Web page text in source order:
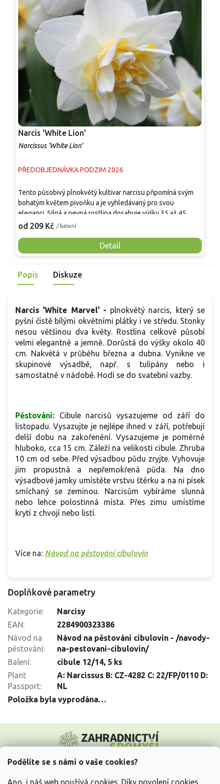
Podělíte se s námi o vaše cookies?
Ano, i náš web používá cookies. Díky povolení cookies
Narcis 'White Lion'
Narcissus 'White Lion'
PŘEDOBJEDNÁVKA PODZIM 2026
od 209 Kč / balení
Detail
Tento působivý plnokvětý kultivar narcisu připomíná svým
bohatým květem pivoňku a je vyhledávaný pro svou
eleganci. Silná a pevná rostlina dosahuje výšky 35 až 45
centimetrů. V polovině jara rozkvétá květy s krémově bílými
až oranžové, což vytváří kontrastní luxusní efekt. Květy navíc
příjemně voní. Díky své robustnosti je ideální pro výsadbu do
větších skupin, kde vytváří nepřehlédnutelný barevný efekt,
nebo jako výrazný solitérní prvek v záhonu. Představuje
dominantní volbu pro jarní výsadby, kterou tento kultivar
Popis Diskuze
Narcis 'White Marvel' - plnokvětý narcis, který se
pyšní čistě bílými okvětními plátky i ve středu. Stonky
nesou většinou dva květy. Rostlina celkově působí
velmi elegantně a jemně. Dorůstá do výšky okolo 40
cm. Nakvétá v průběhu března a dubna. Vynikne ve
skupinové výsadbě, např. s tulipány nebo i
samostatně v nádobě. Hodí se do svatební vazby.
Pěstování:
Cibule narcisů vysazujeme od září do
listopadu. Vysazujte je nejlépe ihned v září, potřebují
delší dobu na zakořenění. Vysazujeme je poměrně
hluboko, cca 15 cm. Záleží na velikosti cibule. Zhruba
10 cm od sebe. Před výsadbou půdu zryjte. Vyhovuje
jim propustná a nepřemokřená půda. Na dno
výsadbové jamky umístěte vrstvu štěrku a na ni písek
smíchaný se zeminou. Narcisům vybíráme slunná
nebo lehce polostinná místa. Přes zimu umístíme
krytí z chvojí nebo listí.
Více na: Návod na pěstování cibulovin
Doplňkové parametry
Kategorie:
Narcisy
EAN:
2284900323386
Návod na
pěstování:
Návod na pěstování cibulovin - /navody-
na-pestovani-cibulovin/
Balení:
cibule 12/14, 5 ks
Plant
Passport:
A: Narcissus B: CZ-4282 C: 22/FP/0110 D:
NL
Položka byla vyprodána…
p
Vše o nákupu